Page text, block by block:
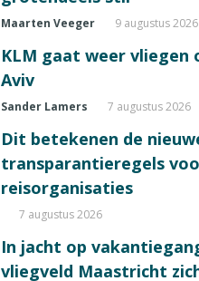
Maarten Veeger 9 augustus 2026
KLM gaat weer vliegen
Aviv
Sander Lamers 7 augustus 2026
Dit betekenen de
transparantieregels
reisorganisaties
7 augustus 2026
In jacht op
vliegveld Maastricht